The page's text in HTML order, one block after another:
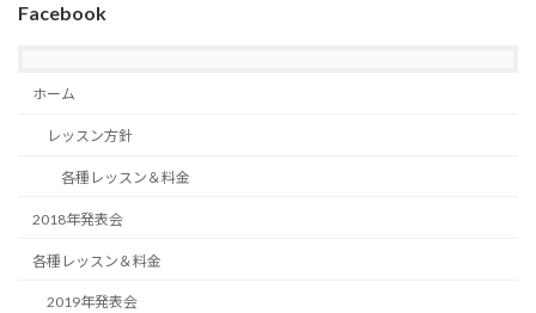
Facebook
ホーム
レッスン方針
各種レッスン＆料金
2018年発表会
各種レッスン＆料金
2019年発表会